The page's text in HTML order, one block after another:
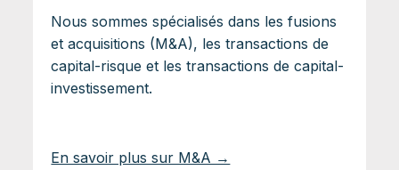
Nous sommes spécialisés dans les fusions
et acquisitions (M&A), les transactions de
capital-risque et les transactions de capital-
investissement.
En savoir plus sur M&A →